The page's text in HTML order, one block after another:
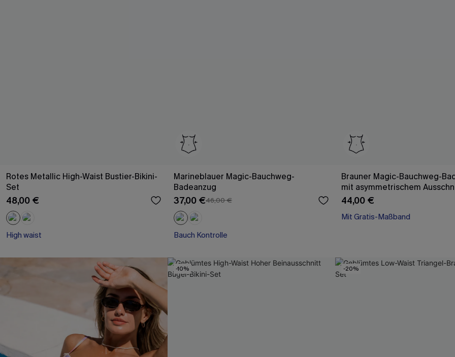
Rotes Metallic High-Waist Bustier-Bikini-
Set
48,00 €
High waist
Marineblauer Magic-Bauchweg-
Badeanzug
37,00 €46,00 €
Bauch Kontrolle
Brauner Magic-Bauchweg-
mit asymmetrischem
44,00 €
Mit Gratis-Maßband
-10% -20%